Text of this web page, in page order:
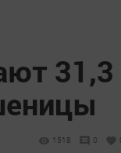
31,3
1518 0